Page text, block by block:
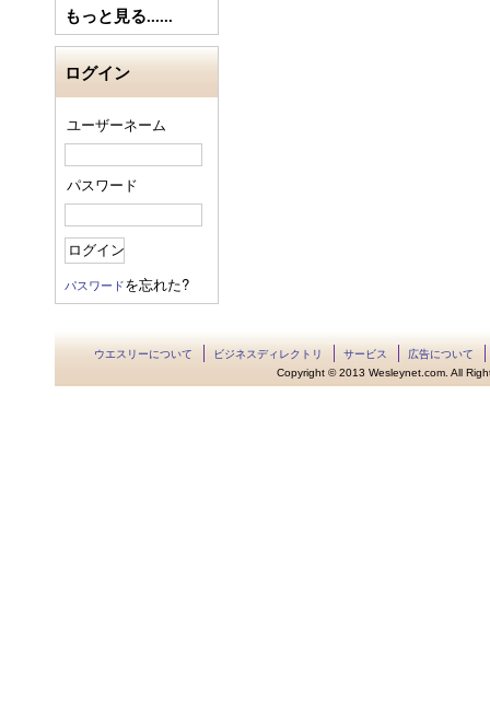
もっと見る......
ログイン
ユーザーネーム
パスワード
パスワードを忘れた?
ウエスリーについて ビジネスディレクトリ サービス
広告について
Copyright © 2013 Wesleynet.com. All